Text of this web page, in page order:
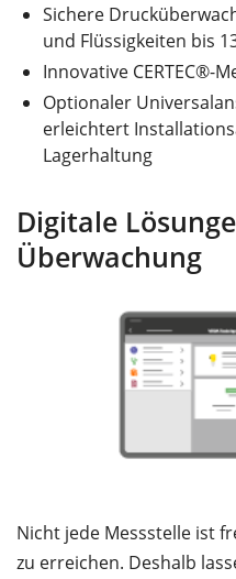
Sichere
und Flüssigkeiten bis
Innovative CERTEC®-
Optionaler
erleichtert
Lagerhaltung
Digitale
Überwachung
Nicht jede Messstelle ist
zu erreichen. Deshalb